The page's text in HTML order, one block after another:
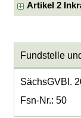
Artikel 2
Fundstelle
SächsGVBl.
Fsn-Nr.: 50